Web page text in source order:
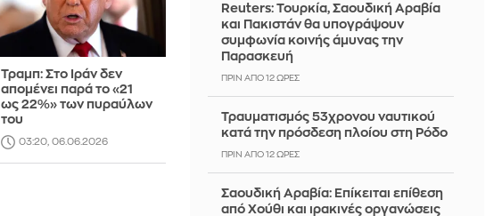
Τραμπ: Στο Ιράν δεν
απομένει παρά το «21
ως 22%» των πυραύλων
του
03:20, 06.06.2026
Reuters: Τουρκία, Σαουδική Αραβία
και Πακιστάν θα υπογράψουν
συμφωνία κοινής άμυνας την
Παρασκευή
ΠΡΙΝ ΑΠΌ 12 ΏΡΕΣ
Τραυματισμός 53χρονου ναυτικού
κατά την πρόσδεση πλοίου στη Ρόδο
ΠΡΙΝ ΑΠΌ 12 ΏΡΕΣ
Σαουδική Αραβία: Επίκειται επίθεση
από Χούθι και ιρακινές οργανώσεις